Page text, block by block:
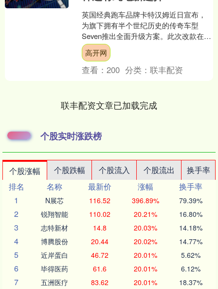
英国经典跑车品牌卡特汉姆近日宣布，
为旗下拥有半个世纪历史的传奇车型
Seven推出全面升级方案。此次改款在维
持全系车型售价不变的前提下，通过外
观与内饰的现代化改造....
高开网
查看：200 分类：联丰配资
联丰配资文章已加载完成
个股实时涨跌榜
个股涨幅 个股跌幅 个股流入 个股流出
换手率
排名
名称 最新价 涨幅
换手率
1
N展芯 116.52 396.89% 79.39%
2 锐翔智能 110.02 20.21% 16.80%
3 志特新材 14.8 20.03% 14.18%
4 博腾股份 20.44 20.02% 14.77%
5 近岸蛋白 46.72 20.01% 5.62%
6 毕得医药 61.6 20.01% 6.12%
7 五洲医疗 83.62 20.01% 18.37%